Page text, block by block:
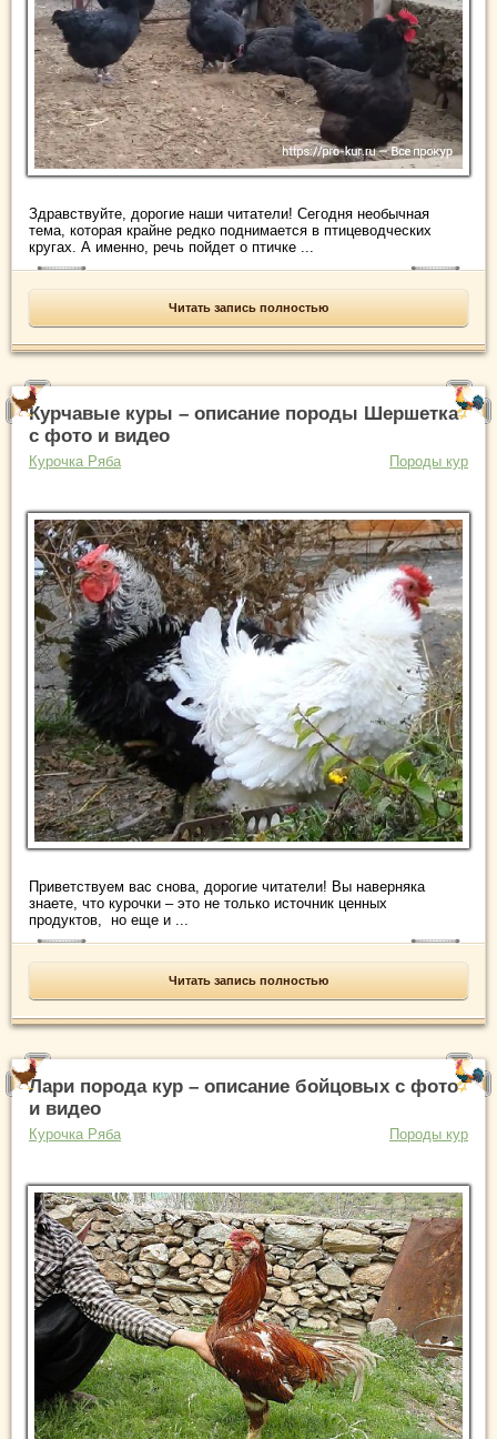
Здравствуйте, дорогие наши читатели! Сегодня необычная
тема, которая крайне редко поднимается в птицеводческих
кругах. А именно, речь пойдет о птичке ...
Читать запись полностью
Курчавые куры – описание породы Шершетка
с фото и видео
Курочка Ряба Породы кур
Приветствуем вас снова, дорогие читатели! Вы наверняка
знаете, что курочки – это не только источник ценных
продуктов, но еще и ...
Читать запись полностью
Лари порода кур – описание бойцовых с фото
и видео
Курочка Ряба Породы кур